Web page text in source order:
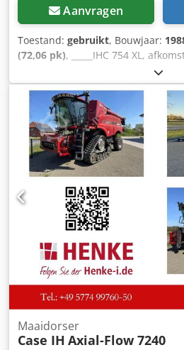
Aanvragen
Toestand: gebruikt, Bouwjaar:
(72,06 pk), _____IHC 754 XL,
eigenaar, in uitstekende staat.
Bedrijfstijden: ca. 8.600 uur.
hefinrichting. Voorste aftakas. 30
Prijs: € 24.500,00 (exclusief BTW).
Maaidorser
Case IH Axial-Flow 7240